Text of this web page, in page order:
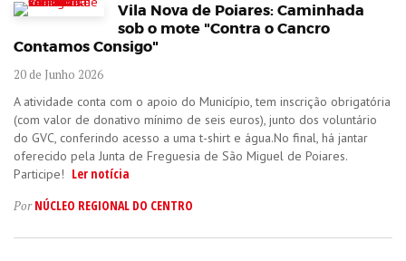
Vila Nova de Poiares: Caminhada
sob o mote "Contra o Cancro
Contamos Consigo"
20 de Junho 2026
A atividade conta com o apoio do Município, tem inscrição obrigatória
(com valor de donativo mínimo de seis euros), junto dos voluntário
do GVC, conferindo acesso a uma t-shirt e água.No final, há jantar
oferecido pela Junta de Freguesia de São Miguel de Poiares.
Participe! Ler notícia
PorNÚCLEO REGIONAL DO CENTRO